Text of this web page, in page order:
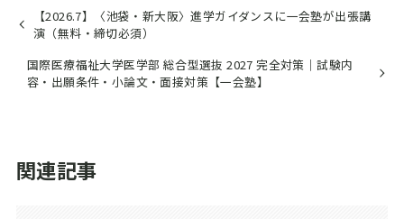
【2026.7】〈池袋・新大阪〉進学ガイダンスに一会塾が出張講
演（無料・締切必須）
国際医療福祉大学医学部 総合型選抜 2027 完全対策｜試験内
容・出願条件・小論文・面接対策【一会塾】
関連記事